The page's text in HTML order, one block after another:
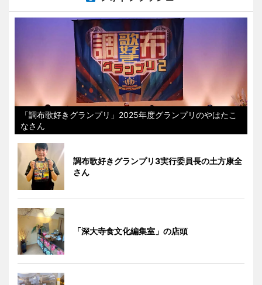
「調布歌好きグランプリ」2025年度グランプリのやはたこ
なさん
調布歌好きグランプリ3実行委員長の土方康全
さん
「深大寺食文化編集室」の店頭